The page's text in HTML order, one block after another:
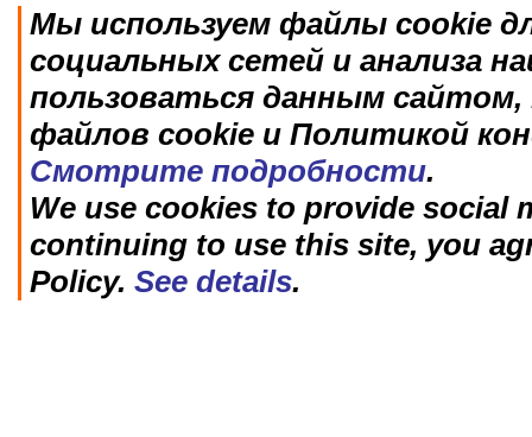
Мы используем файлы cookie
социальных сетей и анализа
пользоваться данным
файлов cookie и Политикой
Смотрите подробности.
We use cookies to provide social
continuing to use this site, you
Policy. See details.